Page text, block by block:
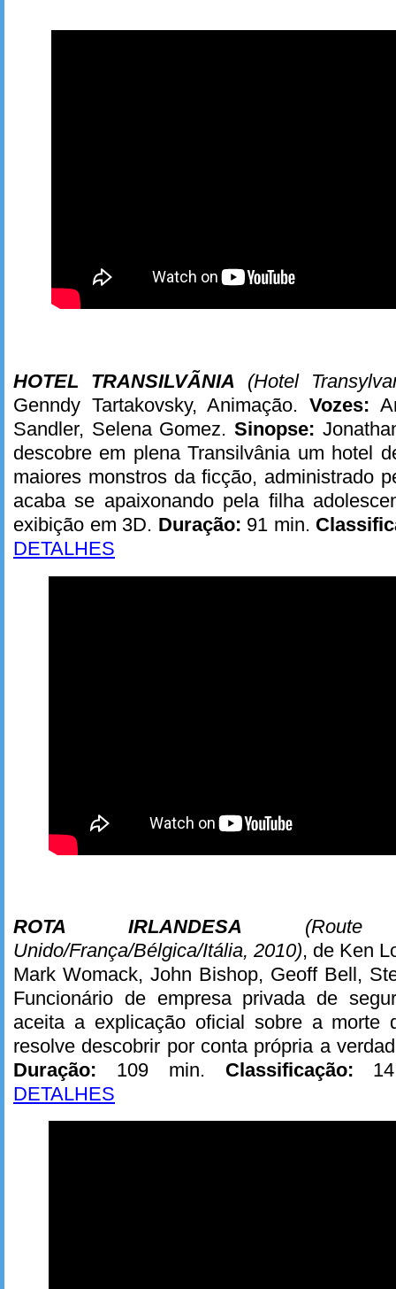
HOTEL TRANSILVÃNIA (Hotel
Genndy Tartakovsky, Animação. Vozes:
Sandler, Selena Gomez.Sinopse:
descobre em plena Transilvânia um hotel
maiores monstros da ficção, administrado
acaba se apaixonando pela filha
exibição em 3D. Duração: 91 min.
DETALHES
ROTA IRLANDESA
Unido/França/Bélgica/Itália, 2010), de Ken
Mark Womack, John Bishop, Geoff Bell,
Funcionário de empresa privada de
aceita a explicação oficial sobre a morte
resolve descobrir por conta própria a
Duração: 109 min. Classificação:
DETALHES